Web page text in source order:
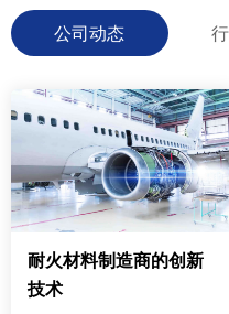
公司动态
耐火材料制造商的创新
技术